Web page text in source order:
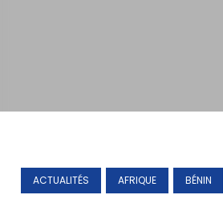
ACTUALITÉS AFRIQUE BÉNIN